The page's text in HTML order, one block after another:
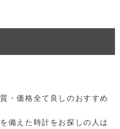
・価格全て良しのおすすめ
備えた時計をお探しの人は